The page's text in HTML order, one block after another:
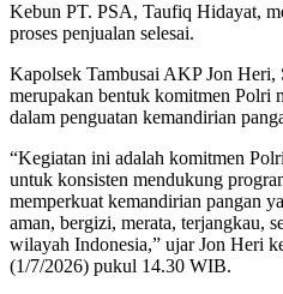
Kebun PT. PSA, Taufiq Hidayat,
proses penjualan selesai.
Kapolsek Tambusai AKP Jon Heri,
merupakan bentuk komitmen Polri
dalam penguatan kemandirian
“Kegiatan ini adalah komitmen
untuk konsisten mendukung
memperkuat kemandirian pangan
aman, bergizi, merata, terjangkau,
wilayah Indonesia,” ujar Jon Heri
(1/7/2026) pukul 14.30 WIB.